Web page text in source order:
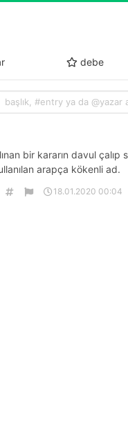
debe
bir kararın davul çalıp
arapça kökenli ad.
18.01.2020 00:04